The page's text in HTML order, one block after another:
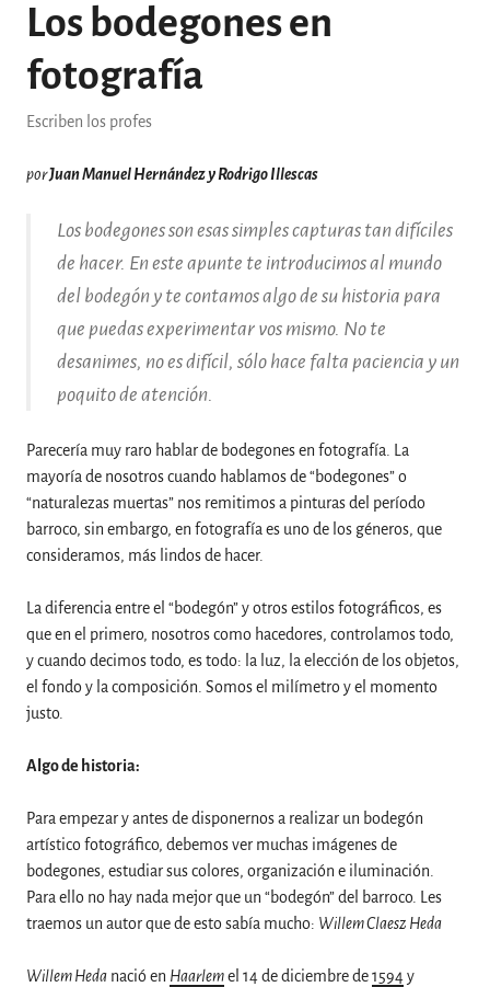
Los bodegones en
fotografía
Escriben los profes
porJuan Manuel Hernández y Rodrigo Illescas
Los bodegones son esas simples capturas tan difíciles
de hacer. En este apunte te introducimos al mundo
del bodegón y te contamos algo de su historia para
que puedas experimentar vos mismo. No te
desanimes, no es difícil, sólo hace falta paciencia y un
poquito de atención.
Parecería muy raro hablar de bodegones en fotografía. La
mayoría de nosotros cuando hablamos de “bodegones” o
“naturalezas muertas” nos remitimos a pinturas del período
barroco, sin embargo, en fotografía es uno de los géneros, que
consideramos, más lindos de hacer.
La diferencia entre el “bodegón” y otros estilos fotográficos, es
que en el primero, nosotros como hacedores, controlamos todo,
y cuando decimos todo, es todo: la luz, la elección de los objetos,
el fondo y la composición. Somos el milímetro y el momento
justo.
Algo de historia:
Para empezar y antes de disponernos a realizar un bodegón
artístico fotográfico, debemos ver muchas imágenes de
bodegones, estudiar sus colores, organización e iluminación.
Para ello no hay nada mejor que un “bodegón” del barroco. Les
traemos un autor que de esto sabía mucho: Willem Claesz Heda
Willem Heda nació en Haarlemel 14 de diciembre de1594y